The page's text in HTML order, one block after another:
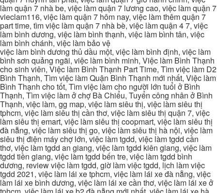
làm quận 7 nhà be, việc làm quận 7 lương cao, việc làm quận 7
vieclam116, việc làm quận 7 hôm nay, việc làm thêm quận 7
part time, tìm việc làm quận 7 nhà bè, việc làm quận 4 7, việc
làm bình dương, việc làm bình thạnh, việc làm bình tân, việc
làm bình chánh, việc làm bảo vệ
việc làm bình dương thủ dầu một, việc làm bình định, việc làm
bình sơn quảng ngãi, việc làm bình minh, Việc làm Bình Thạnh
cho sinh viên, Việc làm Bình Thạnh Part Time, Tìm việc làm D2
Bình Thạnh, Tìm việc làm Quận Bình Thạnh mới nhất, Việc làm
Bình Thạnh cho tốt, Tìm việc làm cho người lớn tuổi ở Bình
Thạnh, Tìm việc làm ở chợ Bà Chiểu, Tuyển công nhân ở Bình
Thạnh, việc làm, gg map, việc làm siêu thị, việc làm siêu thị
tphcm, việc làm siêu thị cần thơ, việc làm siêu thị quận 7, việc
làm siêu thị emart, việc làm siêu thị coopmart, việc làm siêu thị
đà nẵng, việc làm siêu thị go, việc làm siêu thị hà nội, việc làm
siêu thị điện máy chợ lớn, việc làm tgdd, việc làm tgdd cần
thơ, việc làm tgdd an giang, việc làm tgdd kiên giang, việc làm
tgdd tiền giang, việc làm tgdd bến tre, việc làm tgdd bình
dương, review việc làm tgdd, giờ làm việc tgdd, lịch làm việc
tgdd 2021, việc làm lái xe tphcm, việc làm lái xe đà nẵng, việc
làm lái xe bình dương, việc làm lái xe cần thơ, việc làm lái xe ở